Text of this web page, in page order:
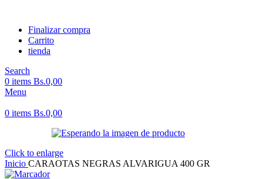
Finalizar compra
Carrito
tienda
Search
0 items Bs.0,00
Menu
0 items Bs.0,00
Click to enlarge
Inicio CARAOTAS NEGRAS ALVARIGUA 400 GR